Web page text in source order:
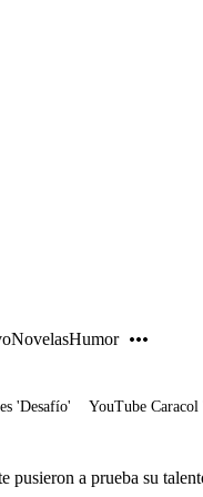
NovelasHumor
'Desafío' YouTube
pusieron a prueba su